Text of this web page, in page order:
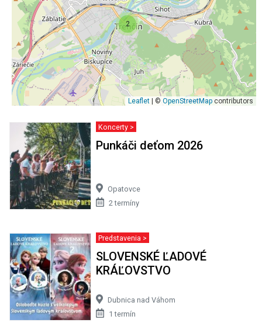
2
Leaflet | © OpenStreetMap contributors
Koncerty >
Punkáči deťom 2026
Opatovce
2 termíny
Predstavenia >
SLOVENSKÉ ĽADOVÉ
KRÁĽOVSTVO
Dubnica nad Váhom
1 termín